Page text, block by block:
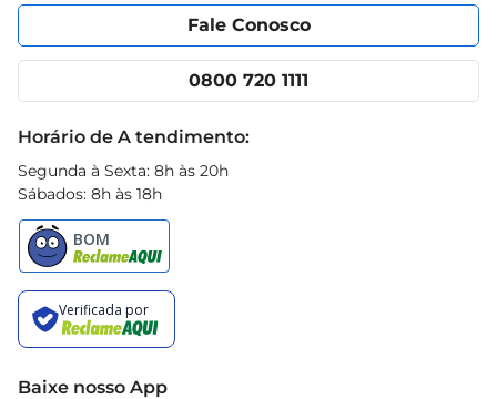
Portal do fornecedor
Cencosud Media
App Prezunic
Fale Conosco
0800 720 1111
Horário de A tendimento:
Segunda à Sexta: 8h às 20h
Sábados: 8h às 18h
Baixe nosso App